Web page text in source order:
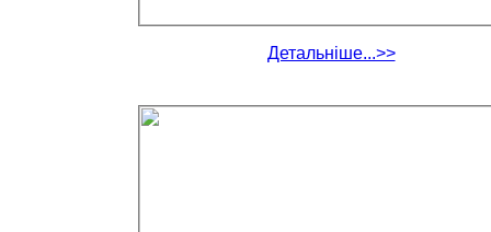
Детальніше...>>